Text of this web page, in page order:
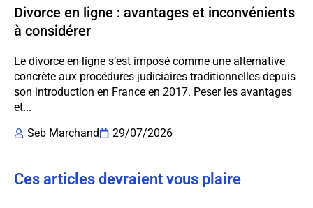
Divorce en ligne : avantages et inconvénients
à considérer
Le divorce en ligne s’est imposé comme une alternative
concrète aux procédures judiciaires traditionnelles depuis
son introduction en France en 2017. Peser les avantages
et...
Seb Marchand
29/07/2026
Ces articles devraient vous plaire